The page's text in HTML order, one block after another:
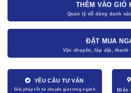
THÊM VÀO GIỎ
ĐẶT MUA
YÊU CẦU TƯ VẤN